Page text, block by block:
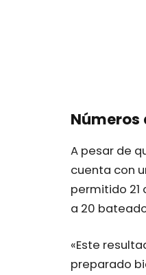
Números
A pesar de
cuenta con
permitido 21
a 20
«Este
preparado